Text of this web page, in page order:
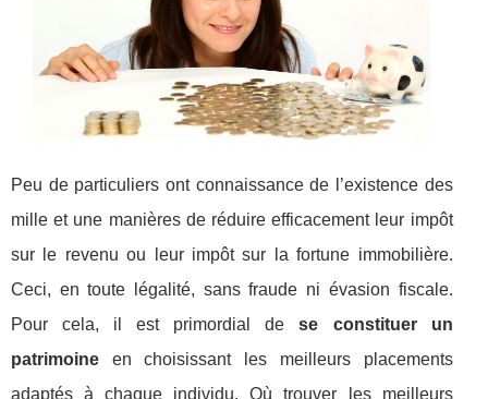
Peu de particuliers ont connaissance de l’existence des
mille et une manières de réduire efficacement leur impôt
sur le revenu ou leur impôt sur la fortune immobilière.
Ceci, en toute légalité, sans fraude ni évasion fiscale.
Pour cela, il est primordial dese constituer un
patrimoine en choisissant les meilleurs placements
adaptés à chaque individu. Où trouver les meilleurs